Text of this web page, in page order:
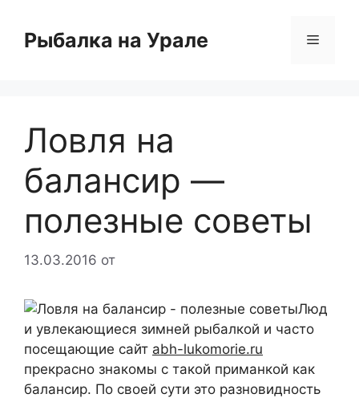
содержимому
Рыбалка на Урале Меню
Ловля на
балансир —
полезные советы
13.03.2016 от
Люд
и увлекающиеся зимней рыбалкой и часто
посещающие сайт abh-lukomorie.ru
прекрасно знакомы с такой приманкой как
балансир. По своей сути это разновидность